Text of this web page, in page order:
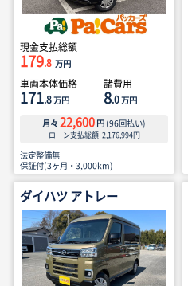
現金支払総額
179.8 万円
車両本体価格
171.8万円
諸費用
8.0万円
月々 22,600 円 (96回払い)
ローン支払総額 2,176,994円
法定整備無
保証付(3ヶ月・3,000km)
ダイハツ アトレー